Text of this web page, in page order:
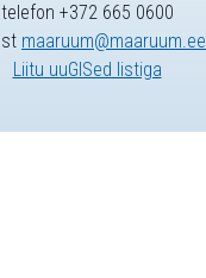
telefon +372 665 0600
maaruum@maaruum.ee
Liitu uuGISed listiga